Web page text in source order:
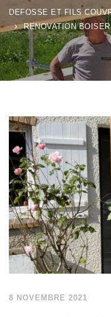
DEFOSSE ET FILS
RENOVATION
8 NOVEMBRE 2021